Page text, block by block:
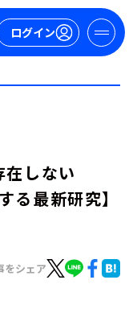
ログイン
しない
る最新研究】
をシェア